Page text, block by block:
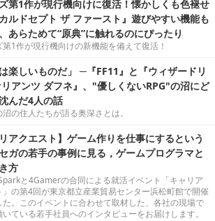
第1作が現行機向けに復活！懐かしくも色褪せ
ルドセプト ザ ファースト』遊びやすい機能も
あらためて“原典”に触れるのにぴったり
第1作が現行機向けの新機能を備えて復活！
は楽しいものだ」 ─『FF11』と『ウィザードリ
リアンツ ダフネ』、"優しくないRPG"の沼にど
んだ4人の話
の住人たちが語る奥深さとは。
リアクエスト】ゲーム作りを仕事にするという
ガの若手の事例に見る，ゲームプログラマと
方
と4Gamerの合同による就活イベント「キャリア
」の第4回が東京都立産業貿易センター浜松町館で開催
た。このイベントに合わせて取材した、各社の現場で
ている若手社員へのインタビューをお届けします。